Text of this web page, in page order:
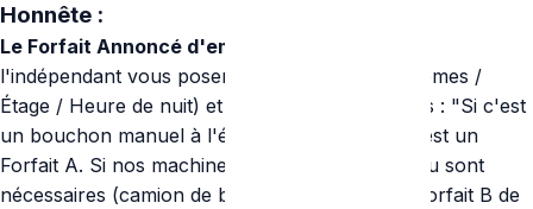
Honnête :
Le Forfait Annoncé d'emblée :
l'indépendant vous posera 3 questions (Symptômes /
Étage / Heure de nuit) et vous dira sans détours : "Si c'est
un bouchon manuel à l'évier gérable en 1H, c'est un
Forfait A. Si nos machines Haute-pression à eau sont
nécessaires (camion de bord requis), c'est un forfait B de